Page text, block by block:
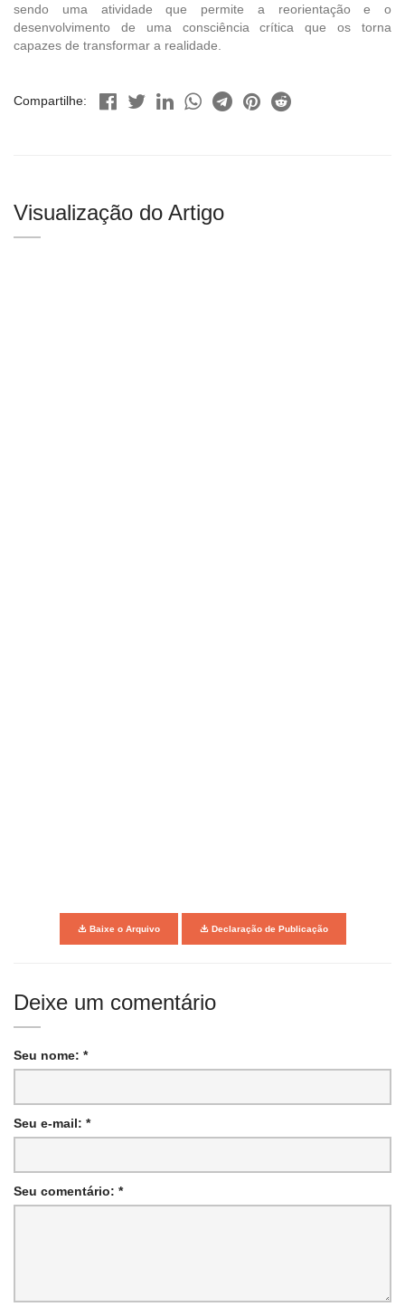
sendo uma atividade que permite a reorientação e o
desenvolvimento de uma consciência crítica que os torna
capazes de transformar a realidade.
Compartilhe:
Visualização do Artigo
Baixe o Arquivo Declaração de Publicação
Deixe um comentário
Seu nome: *
Seu e-mail: *
Seu comentário: *